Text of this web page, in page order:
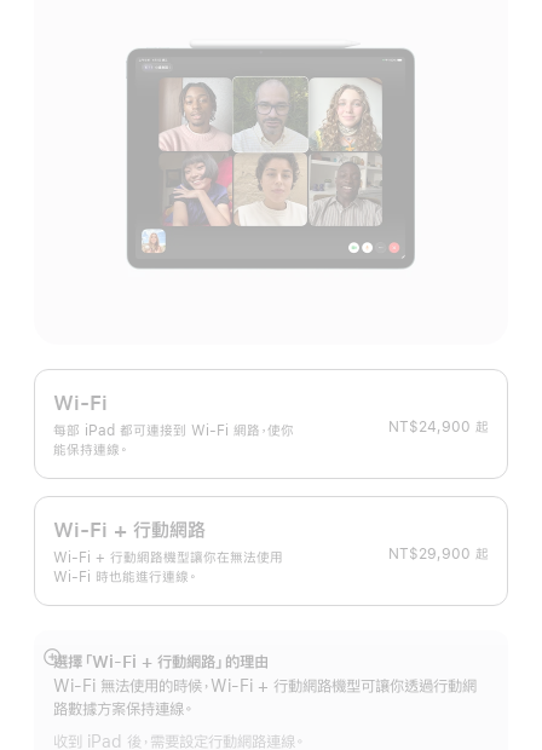
Wi-Fi
每部 iPad 都可連接到 Wi-Fi 網路，使你
能保持連線。
NT$24,900 起
Wi-Fi + 行動網路
Wi-Fi + 行動網路機型讓你在無法使用
Wi-Fi 時也能進行連線。
NT$29,900 起
選擇「Wi-Fi + 行動網路」的理由
Wi-Fi 無法使用的時候，Wi-Fi + 行動網路機型可讓你透過行動網
路數據方案保持連線。
收到 iPad 後，需要設定行動網路連線。
顯
示
更
多